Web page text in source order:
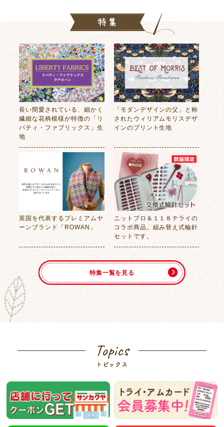
長い間愛されている、細かく
繊細な花柄模様が特徴の「リ
バティ・ファブリックス」生
地
「モダンデザインの父」と称
されたウィリアムモリスデザ
インのプリント生地
英国を代表するプレミアムヤ
ーンブランド「ROWAN」
ニットプロ＆１１８テライの
コラボ商品。組み替え式輪針
セットです。
特集一覧を見る
Topics
トピックス